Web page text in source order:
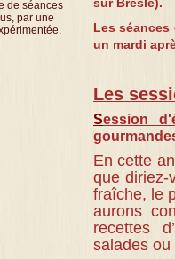
de séances
par une
Les
un mardi
Les
Session
En cette
que diriez-
fraîche, le
aurons
recettes
salades